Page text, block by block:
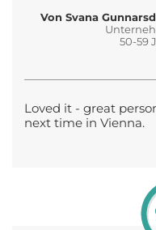
Von Svana
50-59
Loved it - great
next time in Vienna.